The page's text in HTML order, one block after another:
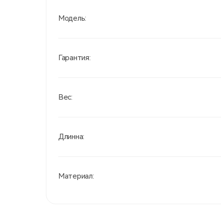
Модель:
Гарантия:
Вес:
Длинна:
Материал: